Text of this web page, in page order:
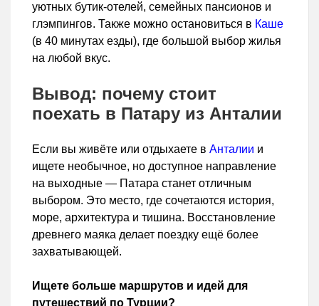
уютных бутик-отелей, семейных пансионов и
глэмпингов. Также можно остановиться в Каше
(в 40 минутах езды), где большой выбор жилья
на любой вкус.
Вывод: почему стоит
поехать в Патару из Анталии
Если вы живёте или отдыхаете в Анталии и
ищете необычное, но доступное направление
на выходные — Патара станет отличным
выбором. Это место, где сочетаются история,
море, архитектура и тишина. Восстановление
древнего маяка делает поездку ещё более
захватывающей.
Ищете больше маршрутов и идей для
путешествий по Турции?